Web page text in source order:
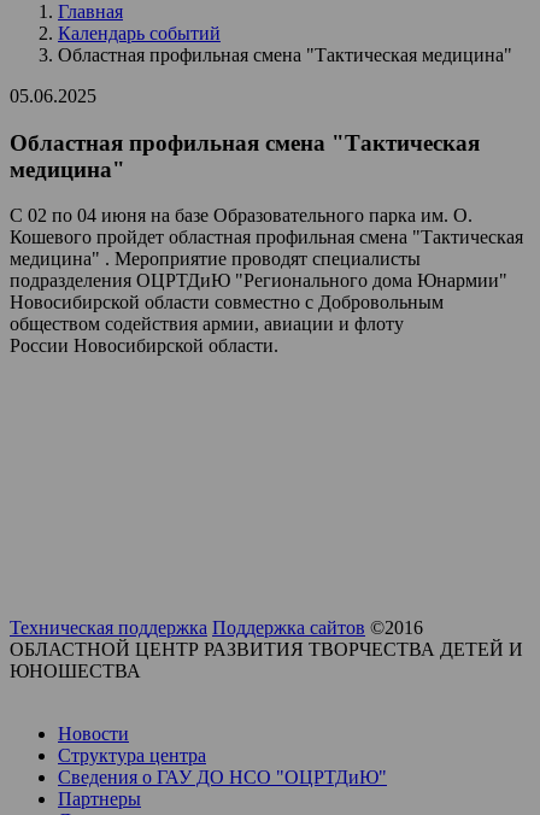
Главная
Календарь событий
Областная профильная смена "Тактическая медицина"
05.06.2025
Областная профильная смена "Тактическая
медицина"
С 02 по 04 июня на базе Образовательного парка им. О.
Кошевого пройдет областная профильная смена "Тактическая
медицина" . Мероприятие проводят специалисты
подразделения ОЦРТДиЮ "Регионального дома Юнармии"
Новосибирской области совместно с Добровольным
обществом содействия армии, авиации и флоту
России Новосибирской области.
Техническая поддержка Поддержка сайтов ©2016
ОБЛАСТНОЙ ЦЕНТР РАЗВИТИЯ ТВОРЧЕСТВА ДЕТЕЙ И
ЮНОШЕСТВА
Новости
Структура центра
Сведения о ГАУ ДО НСО "ОЦРТДиЮ"
Партнеры